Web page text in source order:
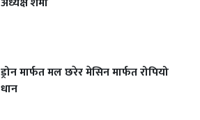
ड्रोन मार्फत मल छरेर मेसिन मार्फत रोपियो
धान